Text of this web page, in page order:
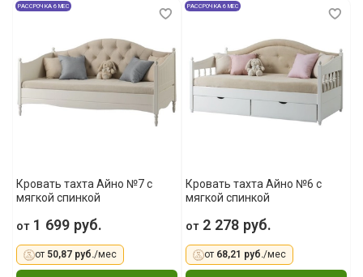
РАССРОЧКА 6 МЕС
Кровать тахта Айно №7 с
мягкой спинкой
от1 699 руб.
от 50,87 руб./мес
РАССРОЧКА 6 МЕС
Кровать тахта Айно №6 с
мягкой спинкой
от2 278 руб.
от 68,21 руб./мес